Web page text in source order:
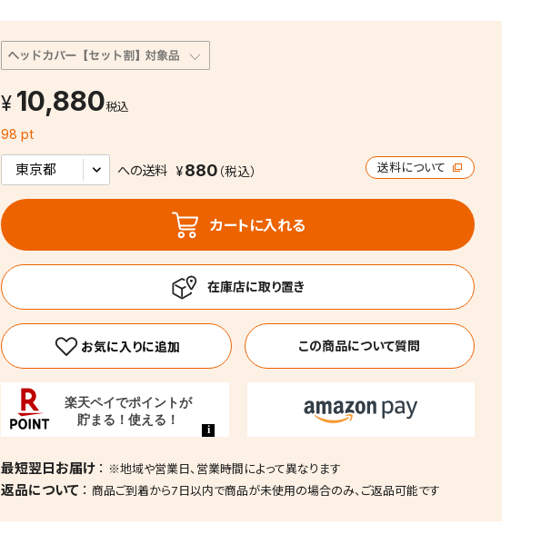
10,880税込
98 pt
への送料 880 送料について
カートに入れる
この商品について質問
最短翌日お届け ※地域や営業日、営業時間によって異なります
返品について 商品ご到着から7日以内で商品が未使用の場合のみ、ご返品可能です